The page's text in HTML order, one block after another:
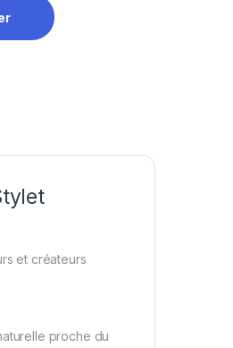
HD 14" et Stylet DTC141W0
et créateurs
proche du